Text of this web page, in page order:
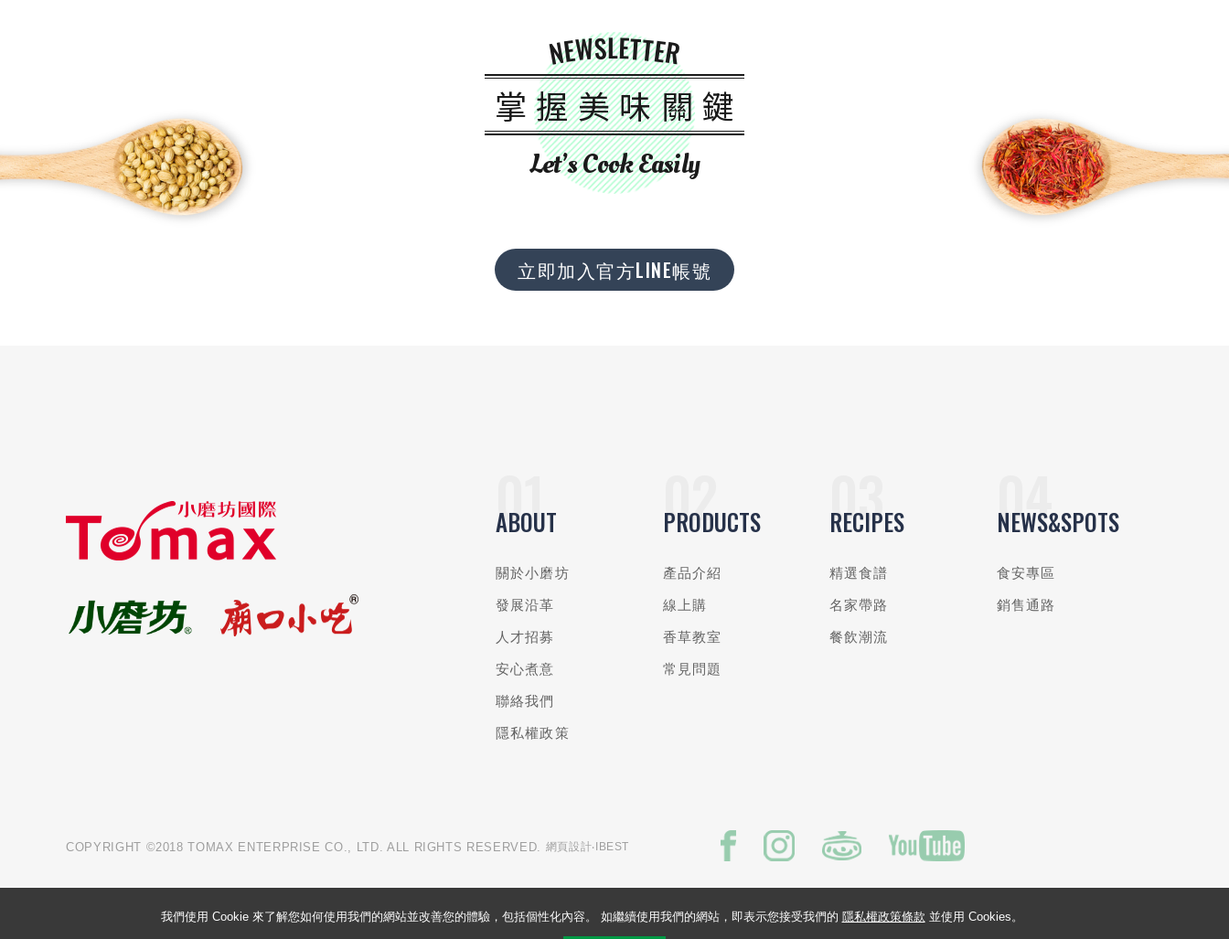
NEWSLETTER
掌握美味關鍵
Let’s Cook Easily
立即加入官方LINE帳號
ABOUT
關於小磨坊
發展沿革
人才招募
安心煮意
聯絡我們
隱私權政策
PRODUCTS
產品介紹
線上購
香草教室
常見問題
RECIPES
精選食譜
名家帶路
餐飲潮流
NEWS&SPOTS
食安專區
銷售通路
COPYRIGHT ©2018 TOMAX ENTERPRISE CO., LTD. ALL RIGHTS RESERVED. 網頁設計‧IBEST
我們使用 Cookie 來了解您如何使用我們的網站並改善您的體驗，包括個性化內容。 如繼續使用我們的網站，即表示您接受我們的 隱私權政策條款 並使用 Cookies。